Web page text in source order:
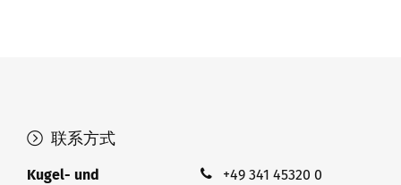
联系方式
Kugel- und
+49 341 45320 0